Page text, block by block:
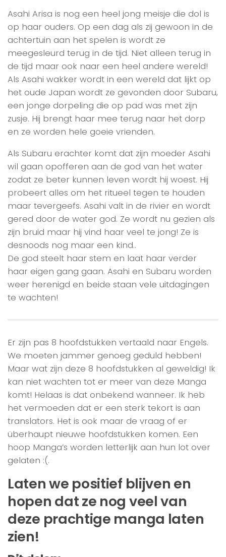
Asahi Arisa is nog een heel jong meisje die dol is
op haar ouders. Op een dag als zij gewoon in de
achtertuin aan het spelen is wordt ze
meegesleurd terug in de tijd. Niet alleen terug in
de tijd maar ook naar een heel andere wereld!
Als Asahi wakker wordt in een wereld dat lijkt op
het oude Japan wordt ze gevonden door Subaru,
een jonge dorpeling die op pad was met zijn
zusje. Hij brengt haar mee terug naar het dorp
en ze worden hele goeie vrienden.
Als Subaru erachter komt dat zijn moeder Asahi
wil gaan opofferen aan de god van het water
zodat ze beter kunnen leven wordt hij woest. Hij
probeert alles om het ritueel tegen te houden
maar tevergeefs. Asahi valt in de rivier en wordt
gered door de water god. Ze wordt nu gezien als
zijn bruid maar hij vind haar veel te jong! Ze is
desnoods nog maar een kind..
De god steelt haar stem en laat haar verder
haar eigen gang gaan. Asahi en Subaru worden
weer herenigd en beide staan vele uitdagingen
te wachten!
Er zijn pas 8 hoofdstukken vertaald naar Engels.
We moeten jammer genoeg geduld hebben!
Maar wat zijn deze 8 hoofdstukken al geweldig! Ik
kan niet wachten tot er meer van deze Manga
komt! Helaas is dat onbekend wanneer. Ik heb
het vermoeden dat er een sterk tekort is aan
translators. Het is ook maar de vraag of er
überhaupt nieuwe hoofdstukken komen. Een
hoop Manga’s worden letterlijk aan hun lot over
gelaten :(.
Laten we positief blijven en
hopen dat ze nog veel van
deze prachtige manga laten
zien!